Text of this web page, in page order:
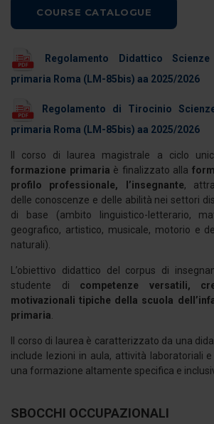
COURSE CATALOGUE
Regolamento Didattico
primaria Roma (LM-85bis) aa 2025/2026
Regolamento di Tirocinio
primaria Roma (LM-85bis) aa 2025/2026
Il corso di laurea magistrale a ciclo
formazione primaria è finalizzato alla
profilo professionale, l’insegnante,
delle conoscenze e delle abilità nei settori
di base (ambito linguistico-letterario,
geografico, artistico, musicale, motorio e
naturali).
L’obiettivo didattico del corpus di
studente di competenze versatili,
motivazionali tipiche della scuola
primaria
Il corso di laurea è caratterizzato da una
include lezioni in aula, attività laboratoriali
una formazione altamente specifica e
SBOCCHI OCCUPAZIONALI